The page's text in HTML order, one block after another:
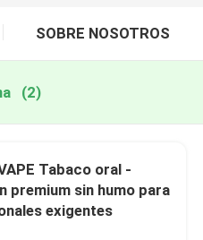
SOBRE NOSOTROS
(2)
Tabaco oral -
premium sin humo para
exigentes